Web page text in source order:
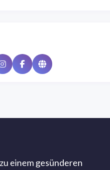
InstagramFacebookWebsite
einem gesünderen